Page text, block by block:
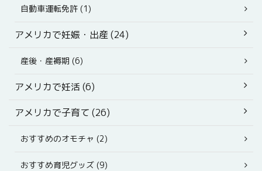
自動車運転免許 (1)
アメリカで妊娠・出産 (24)
産後・産褥期 (6)
アメリカで妊活 (6)
アメリカで子育て (26)
おすすめのオモチャ (2)
おすすめ育児グッズ (9)